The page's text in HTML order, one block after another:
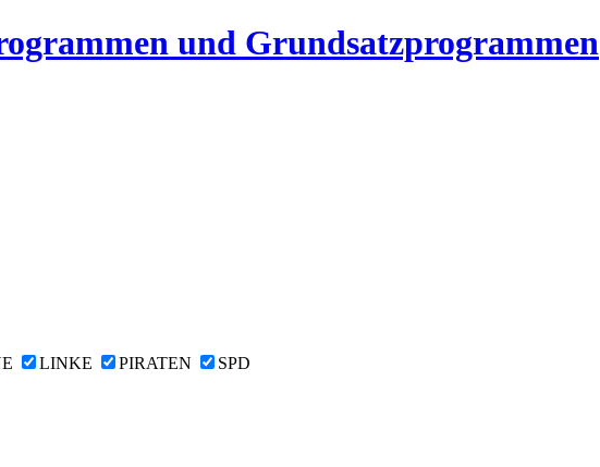
und Grundsatzprogrammen
LINKE PIRATEN
SPD